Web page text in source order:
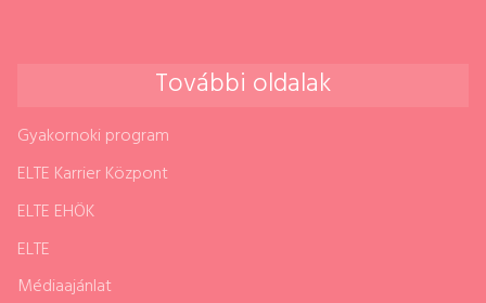
További oldalak
Gyakornoki program
ELTE Karrier Központ
ELTE EHÖK
ELTE
Médiaajánlat